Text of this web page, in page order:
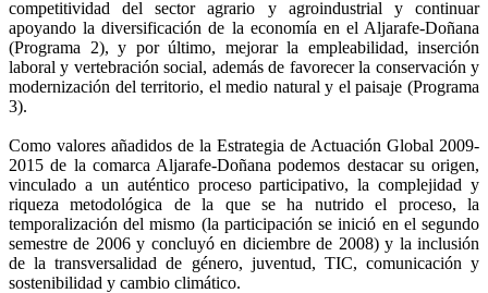
competitividad del sector agrario y agroindustrial y continuar
apoyando la diversificación de la economía en el Aljarafe-Doñana
(Programa 2), y por último, mejorar la empleabilidad, inserción
laboral y vertebración social, además de favorecer la conservación y
modernización del territorio, el medio natural y el paisaje (Programa
3).
Como valores añadidos de la Estrategia de Actuación Global 2009-
2015 de la comarca Aljarafe-Doñana podemos destacar su origen,
vinculado a un auténtico proceso participativo, la complejidad y
riqueza metodológica de la que se ha nutrido el proceso, la
temporalización del mismo (la participación se inició en el segundo
semestre de 2006 y concluyó en diciembre de 2008) y la inclusión
de la transversalidad de género, juventud, TIC, comunicación y
sostenibilidad y cambio climático.